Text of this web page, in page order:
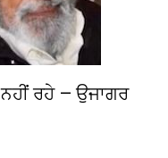
ਰਹੇ — ਉਜਾਗਰ